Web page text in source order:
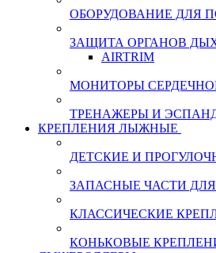
ОБОРУДОВАНИЕ ДЛЯ
ЗАЩИТА ОРГАНОВ
AIRTRIM
МОНИТОРЫ
ТРЕНАЖЕРЫ И
КРЕПЛЕНИЯ ЛЫЖНЫЕ
ДЕТСКИЕ И
ЗАПАСНЫЕ ЧАСТИ
КЛАССИЧЕСКИЕ
КОНЬКОВЫЕ